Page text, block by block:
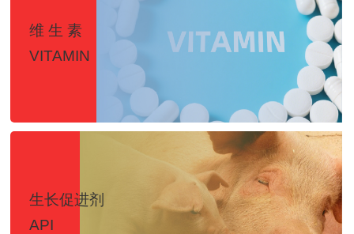
VITAMIN
维 生 素
API
生长促进剂
按钮
按钮